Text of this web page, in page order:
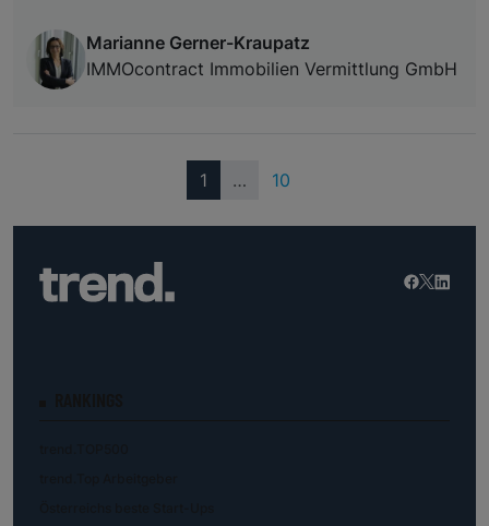
Marianne Gerner-Kraupatz
IMMOcontract Immobilien Vermittlung GmbH
1(current)
… 10